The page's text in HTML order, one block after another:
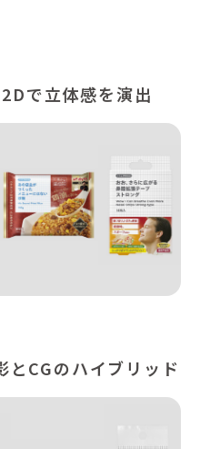
で立体感を演出
とCGのハイブリッド